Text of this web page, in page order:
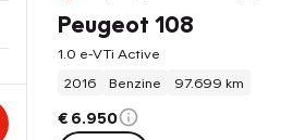
Peugeot 108
1.0 e-VTi Active
2016
Benzine 97.699 km
€ 6.950